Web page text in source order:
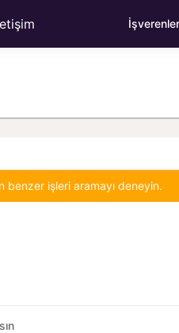
benzer işleri aramayı deneyin.